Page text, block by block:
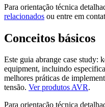
Para orientação técnica
relacionados ou entre em
Conceitos básicos
Este guia abrange case study:
equipment, incluindo
melhores práticas de
tensão. Ver produtos AVR.
Para orientação técnica